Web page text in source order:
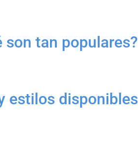
son tan populares?
estilos disponibles